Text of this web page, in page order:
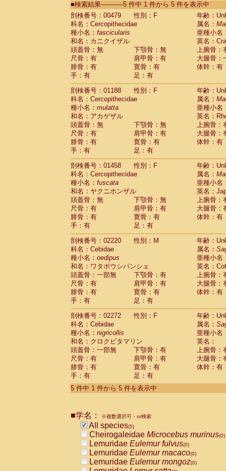
CebidaeSaguinus labiatus(0)
Cebidae Saguinus leucopus (0)
CebidaeSaguinus midas
CebidaeSaguinus mystax
CebidaeSaguinus nigricollis (1)
Cebidae Saguinus oedipus
Cebidae Saguinus weddelli
Cebidae Saguinusspp.
Cebidae Aotus trivirgatus
Cebidae Cebus albifrons
CebidaeCebus apella
Cebidae
CebidaeCebus nigrivittatus
Cebidae Cebusspp.(0)
Cebidae Saimiri boliviensis
Cebidae Saimiri sciureus
Atelidae Alouatta caraya
AtelidaeAlouatta fusca
AtelidaeAlouatta seniculus
AtelidaeAlouatta
Atelidae Ateles belzebuth
Atelidae Ateles geoffroyi
Atelidae Ateles paniscus
Atelidae Atelesspp.
Atelidae Lagothrix lagothricha
AtelidaeLagothrix lagothricha cana(0)
Pitheciidae
Cacajao calvus
Pitheciidae
Callicebus cupreus(0)
Pitheciidae Callicebus donacophilus(0)
PitheciidaeCallicebus moloch(0)
Pitheciidae Callicebus torquatus(0)
Pitheciidae Callicebus
Pitheciidae Chiropotes satanas
Pitheciidae Pithecia monachus
Pitheciidae Pithecia pithecia (0)
Cercopithecidae Cercocebus agilis (0)
Cercopithecidae
Cercocebus
Cercopithecidae
Cercocebus
CercopithecidaeCercocebus
CercopithecidaeCercocebus
CercopithecidaeCercocebus hybrid(0)
CercopithecidaeCercocebus
CercopithecidaeLophocebus
CercopithecidaePapio hamadryas
Cercopithecidae
CercopithecidaePapiospp. (0)
CercopithecidaeMandrillus
CercopithecidaeMandrillus sphinx
CercopithecidaeTheropithecus
CercopithecidaeMacaca arctoides
■検索結果-----------5 件中 1 件から 5 件を表示中
剖検番号：00479
性別：F
年齢：
科名：Cercopithecidae
属名：
種小名： fascicularis
亜種小名
和名：カニクイザル
英名：
頭蓋骨：無
下顎骨：無
上腕骨：
尺骨：有
肩甲骨：有
大腿骨：
腓骨：有
寛骨：有
体幹：有
手：有
足：有
剖検番号：01188
性別：F
年齢：
科名：Cercopithecidae
属名：
種小名： mulatta
亜種小名
和名：アカゲザル
英名：
頭蓋骨：無
下顎骨：無
上腕骨：
尺骨：有
肩甲骨：有
大腿骨：
腓骨：有
寛骨：有
体幹：有
手：有
足：有
剖検番号：01458
性別：F
年齢：
科名：Cercopithecidae
属名：
種小名： fuscata
亜種小名
和名：ヤクニホンザル
英名：
頭蓋骨：無
下顎骨：無
上腕骨：
尺骨：有
肩甲骨：有
大腿骨：
腓骨：有
寛骨：有
体幹：有
手：有
足：有
剖検番号：02220
性別：M
年齢：
科名：Cebidae
属名：
種小名： oedipus
亜種小名
和名：ワタボウシパンシェ
英名：
頭蓋骨：一部無
下顎骨：有
上腕骨：
尺骨：有
肩甲骨：有
大腿骨：
腓骨：有
寛骨：有
体幹：有
手：有
足：有
剖検番号：02272
性別：F
年齢：
科名：Cebidae
属名：
種小名： nigricollis
亜種小名
和名：クロクビタマリン
英名：
頭蓋骨：一部無
下顎骨：有
上腕骨：
尺骨：有
肩甲骨：有
大腿骨：
腓骨：有
寛骨：有
体幹：有
手：有
足：有
5 件中 1 件から 5 件を表示中
■学名： ※複数選択可・or検索
All species(5)
Cheirogaleidae Microcebus murinus(0)
Lemuridae Eulemur fulvus(0)
Lemuridae Eulemur macaco(0)
Lemuridae Eulemur mongoz(0)